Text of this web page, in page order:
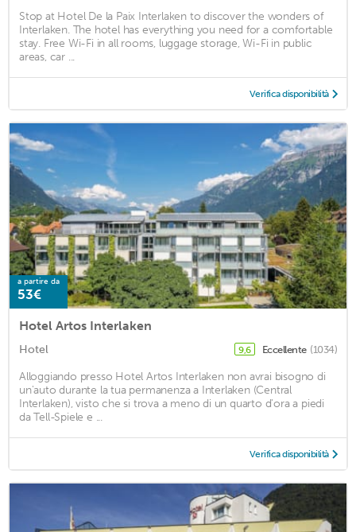
Stop at Hotel De la Paix Interlaken to discover the wonders of
Interlaken. The hotel has everything you need for a comfortable
stay. Free Wi-Fi in all rooms, luggage storage, Wi-Fi in public
areas, car ...
Verifica disponibilità
a partire da
53€
Hotel Artos Interlaken
Hotel 9,6 Eccellente (1034)
Alloggiando presso Hotel Artos Interlaken non avrai bisogno di
un'auto durante la tua permanenza a Interlaken (Central
Interlaken), visto che si trova a meno di un quarto d'ora a piedi
da Tell-Spiele e ...
Verifica disponibilità